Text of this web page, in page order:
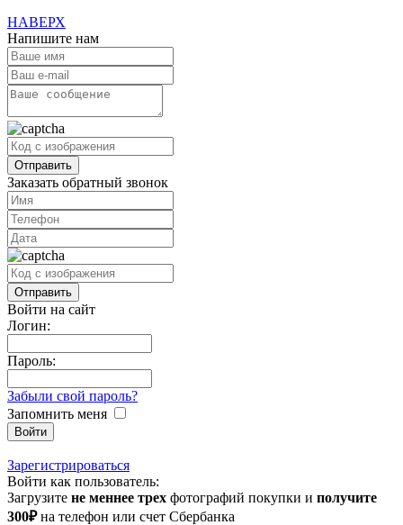
НАВЕРХ
Напишите нам
Заказать обратный звонок
Войти на сайт
Логин:
Пароль:
Забыли свой пароль?
Запомнить меня
Зарегистрироваться
Войти как пользователь:
Загрузите не меннее трех фотографий покупки и получите
300₽на телефон или счет Сбербанка